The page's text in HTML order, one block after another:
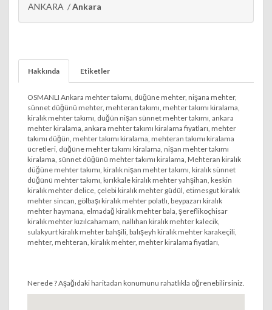
ANKARA /Ankara
Hakkında Etiketler
OSMANLI Ankara mehter takımı, düğüne mehter, nişana mehter,
sünnet düğünü mehter, mehteran takımı, mehter takımı kiralama,
kiralık mehter takımı, düğün nişan sünnet mehter takımı, ankara
mehter kiralama, ankara mehter takımı kiralama fiyatları, mehter
takımı düğün, mehter takımı kiralama, mehteran takımı kiralama
ücretleri, düğüne mehter takımı kiralama, nişan mehter takımı
kiralama, sünnet düğünü mehter takımı kiralama, Mehteran kiralık
düğüne mehter takımı, kiralık nişan mehter takımı, kiralık sünnet
düğünü mehter takımı, kırıkkale kiralık mehter yahşihan, keskin
kiralık mehter delice, çelebi kiralık mehter güdül, etimesgut kiralık
mehter sincan, gölbaşı kiralık mehter polatlı, beypazarı kiralık
mehter haymana, elmadağ kiralık mehter bala, şereflikoçhisar
kiralık mehter kızılcahamam, nallıhan kiralık mehter kalecik,
sulakyurt kiralık mehter bahşili, balışeyh kiralık mehter karakeçili,
mehter, mehteran, kiralık mehter, mehter kiralama fiyatları,
Nerede ? Aşağıdaki haritadan konumunu rahatlıkla öğrenebilirsiniz.